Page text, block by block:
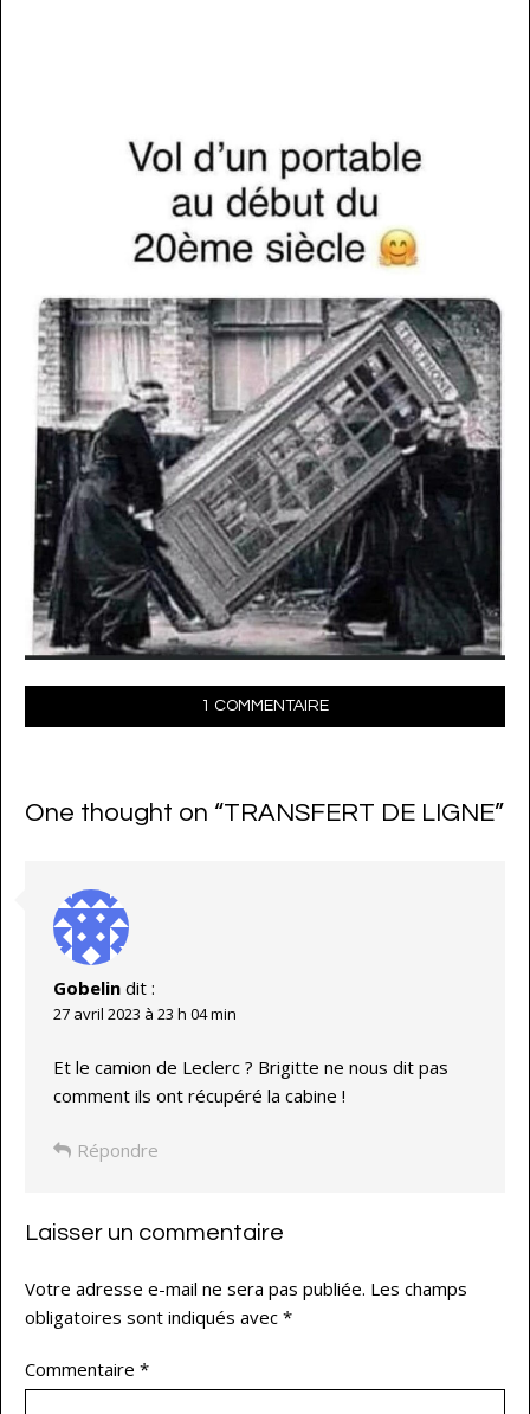
1 COMMENTAIRE
One thought on “TRANSFERT DE LIGNE”
Gobelin dit :
27 avril 2023 à 23 h 04 min
Et le camion de Leclerc ? Brigitte ne nous dit pas
comment ils ont récupéré la cabine !
Répondre
Laisser un commentaire
Votre adresse e-mail ne sera pas publiée. Les champs
obligatoires sont indiqués avec *
Commentaire *